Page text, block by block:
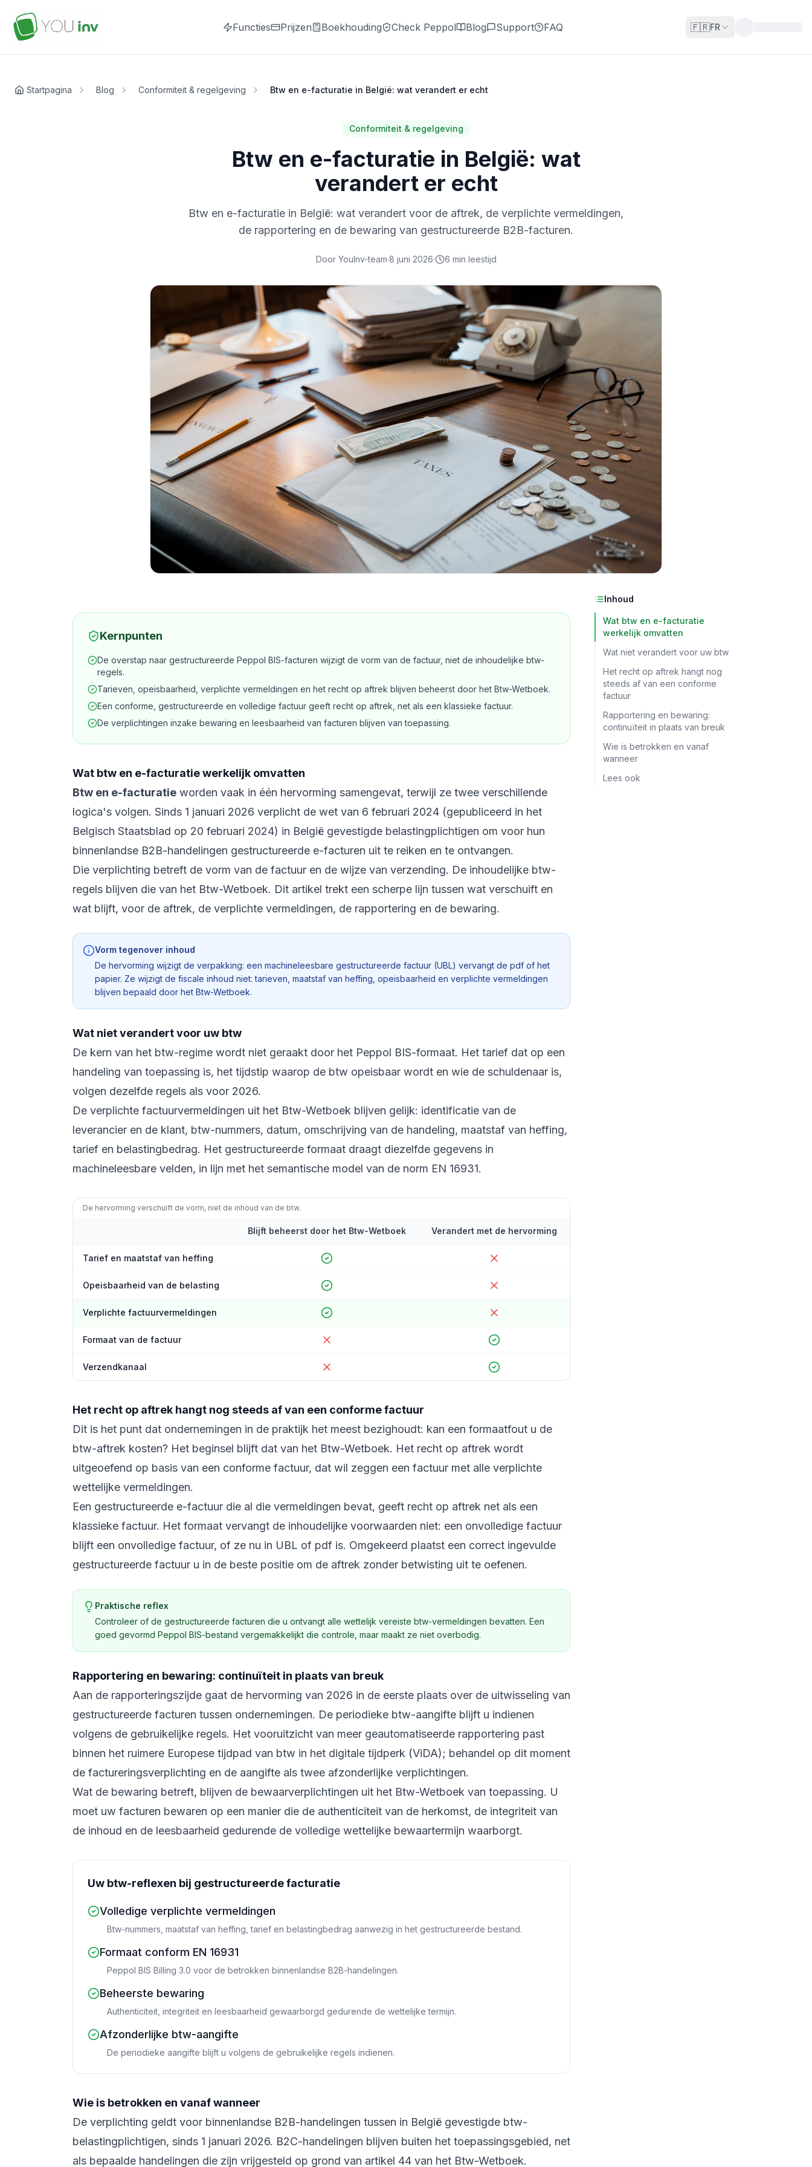
Functies Prijzen Boekhouding Check Peppol Blog Support FAQ 🇫🇷FR
Startpagina Blog Conformiteit & regelgeving Btw en e-facturatie in België: wat verandert er echt
Conformiteit & regelgeving
Btw en e-facturatie in België: wat
verandert er echt
Btw en e-facturatie in België: wat verandert voor de aftrek, de verplichte vermeldingen,
de rapportering en de bewaring van gestructureerde B2B-facturen.
Door YouInv-team·8 juni 2026· 6 min leestijd
Kernpunten
De overstap naar gestructureerde Peppol BIS-facturen wijzigt de vorm van de factuur, niet de inhoudelijke btw-
regels.
Tarieven, opeisbaarheid, verplichte vermeldingen en het recht op aftrek blijven beheerst door het Btw-Wetboek.
Een conforme, gestructureerde en volledige factuur geeft recht op aftrek, net als een klassieke factuur.
De verplichtingen inzake bewaring en leesbaarheid van facturen blijven van toepassing.
Wat btw en e-facturatie werkelijk omvatten
Btw en e-facturatie worden vaak in één hervorming samengevat, terwijl ze twee verschillende
logica's volgen. Sinds 1 januari 2026 verplicht de wet van 6 februari 2024 (gepubliceerd in het
Belgisch Staatsblad op 20 februari 2024) in België gevestigde belastingplichtigen om voor hun
binnenlandse B2B-handelingen gestructureerde e-facturen uit te reiken en te ontvangen.
Die verplichting betreft de vorm van de factuur en de wijze van verzending. De inhoudelijke btw-
regels blijven die van het Btw-Wetboek. Dit artikel trekt een scherpe lijn tussen wat verschuift en
wat blijft, voor de aftrek, de verplichte vermeldingen, de rapportering en de bewaring.
Vorm tegenover inhoud
De hervorming wijzigt de verpakking: een machineleesbare gestructureerde factuur (UBL) vervangt de pdf of het
papier. Ze wijzigt de fiscale inhoud niet: tarieven, maatstaf van heffing, opeisbaarheid en verplichte vermeldingen
blijven bepaald door het Btw-Wetboek.
Wat niet verandert voor uw btw
De kern van het btw-regime wordt niet geraakt door het Peppol BIS-formaat. Het tarief dat op een
handeling van toepassing is, het tijdstip waarop de btw opeisbaar wordt en wie de schuldenaar is,
volgen dezelfde regels als voor 2026.
De verplichte factuurvermeldingen uit het Btw-Wetboek blijven gelijk: identificatie van de
leverancier en de klant, btw-nummers, datum, omschrijving van de handeling, maatstaf van heffing,
tarief en belastingbedrag. Het gestructureerde formaat draagt diezelfde gegevens in
machineleesbare velden, in lijn met het semantische model van de norm EN 16931.
De hervorming verschuift de vorm, niet de inhoud van de btw.
Blijft beheerst door het Btw-Wetboek Verandert met de hervorming
Tarief en maatstaf van heffing
Opeisbaarheid van de belasting
Verplichte factuurvermeldingen
Formaat van de factuur
Verzendkanaal
Het recht op aftrek hangt nog steeds af van een conforme factuur
Dit is het punt dat ondernemingen in de praktijk het meest bezighoudt: kan een formaatfout u de
btw-aftrek kosten? Het beginsel blijft dat van het Btw-Wetboek. Het recht op aftrek wordt
uitgeoefend op basis van een conforme factuur, dat wil zeggen een factuur met alle verplichte
wettelijke vermeldingen.
Een gestructureerde e-factuur die al die vermeldingen bevat, geeft recht op aftrek net als een
klassieke factuur. Het formaat vervangt de inhoudelijke voorwaarden niet: een onvolledige factuur
blijft een onvolledige factuur, of ze nu in UBL of pdf is. Omgekeerd plaatst een correct ingevulde
gestructureerde factuur u in de beste positie om de aftrek zonder betwisting uit te oefenen.
Praktische reflex
Controleer of de gestructureerde facturen die u ontvangt alle wettelijk vereiste btw-vermeldingen bevatten. Een
goed gevormd Peppol BIS-bestand vergemakkelijkt die controle, maar maakt ze niet overbodig.
Rapportering en bewaring: continuïteit in plaats van breuk
Aan de rapporteringszijde gaat de hervorming van 2026 in de eerste plaats over de uitwisseling van
gestructureerde facturen tussen ondernemingen. De periodieke btw-aangifte blijft u indienen
volgens de gebruikelijke regels. Het vooruitzicht van meer geautomatiseerde rapportering past
binnen het ruimere Europese tijdpad van btw in het digitale tijdperk (ViDA); behandel op dit moment
de factureringsverplichting en de aangifte als twee afzonderlijke verplichtingen.
Wat de bewaring betreft, blijven de bewaarverplichtingen uit het Btw-Wetboek van toepassing. U
moet uw facturen bewaren op een manier die de authenticiteit van de herkomst, de integriteit van
de inhoud en de leesbaarheid gedurende de volledige wettelijke bewaartermijn waarborgt.
Uw btw-reflexen bij gestructureerde facturatie
Volledige verplichte vermeldingen
Btw-nummers, maatstaf van heffing, tarief en belastingbedrag aanwezig in het gestructureerde bestand.
Formaat conform EN 16931
Peppol BIS Billing 3.0 voor de betrokken binnenlandse B2B-handelingen.
Beheerste bewaring
Authenticiteit, integriteit en leesbaarheid gewaarborgd gedurende de wettelijke termijn.
Afzonderlijke btw-aangifte
De periodieke aangifte blijft u volgens de gebruikelijke regels indienen.
Wie is betrokken en vanaf wanneer
De verplichting geldt voor binnenlandse B2B-handelingen tussen in België gevestigde btw-
belastingplichtigen, sinds 1 januari 2026. B2C-handelingen blijven buiten het toepassingsgebied, net
als bepaalde handelingen die zijn vrijgesteld op grond van artikel 44 van het Btw-Wetboek.
Inhoud
Wat btw en e-facturatie
werkelijk omvatten
Wat niet verandert voor uw btw
Het recht op aftrek hangt nog
steeds af van een conforme
factuur
Rapportering en bewaring:
continuïteit in plaats van breuk
Wie is betrokken en vanaf
wanneer
Lees ook